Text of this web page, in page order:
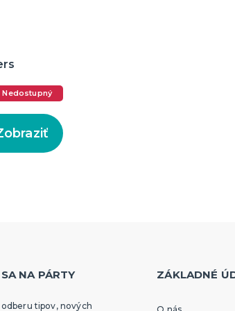
Nedostupný
NA PÁRTY
tipov, nových
ZÁKLADNÉ